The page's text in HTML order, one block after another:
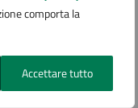
comporta la
Accettare tutto